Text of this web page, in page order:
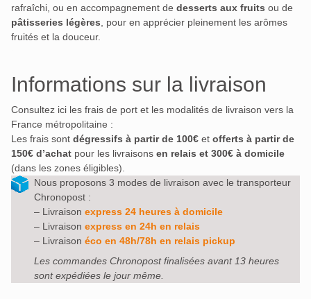
rafraîchi, ou en accompagnement de desserts aux fruits ou de
pâtisseries légères, pour en apprécier pleinement les arômes
fruités et la douceur.
Informations sur la livraison
Consultez ici les frais de port et les modalités de livraison vers la
France métropolitaine :
Les frais sont dégressifs à partir de 100€ et offerts à partir de
150€ d’achat pour les livraisons en relais et 300€ à domicile
(dans les zones éligibles).
Nous proposons 3 modes de livraison avec le transporteur
Chronopost :
– Livraison express 24 heures à domicile
– Livraison express en 24h en relais
– Livraison éco en 48h/78h en relais pickup
Les commandes Chronopost finalisées avant 13 heures
sont expédiées le jour même.